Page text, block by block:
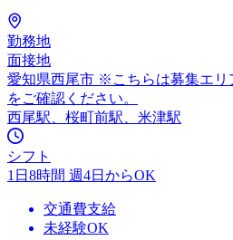
勤務地
面接地
愛知県西尾市 ※こちらは募集エリ
をご確認ください。
西尾駅、桜町前駅、米津駅
シフト
1日8時間 週4日からOK
交通費支給
未経験OK